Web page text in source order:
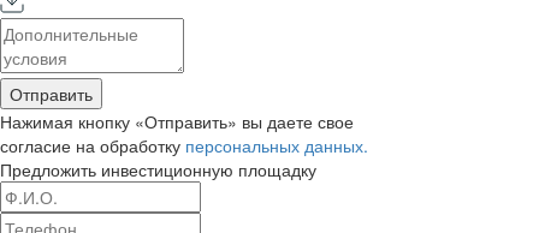
Отправить
Нажимая кнопку «Отправить» вы даете свое
согласие на обработку персональных данных.
Предложить инвестиционную площадку